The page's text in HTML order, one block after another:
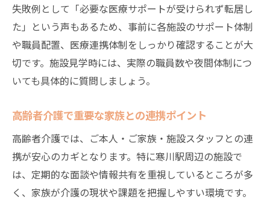
失敗例として「必要な医療サポートが受けられず転居し
た」という声もあるため、事前に各施設のサポート体制
や職員配置、医療連携体制をしっかり確認することが大
切です。施設見学時には、実際の職員数や夜間体制につ
いても具体的に質問しましょう。
高齢者介護で重要な家族との連携ポイント
高齢者介護では、ご本人・ご家族・施設スタッフとの連
携が安心のカギとなります。特に寒川駅周辺の施設で
は、定期的な面談や情報共有を重視しているところが多
く、家族が介護の現状や課題を把握しやすい環境です。